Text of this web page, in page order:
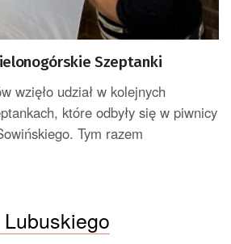
Szeptanki
wzięło udział w kolejnych
które odbyły się w piwnicy
Tym razem